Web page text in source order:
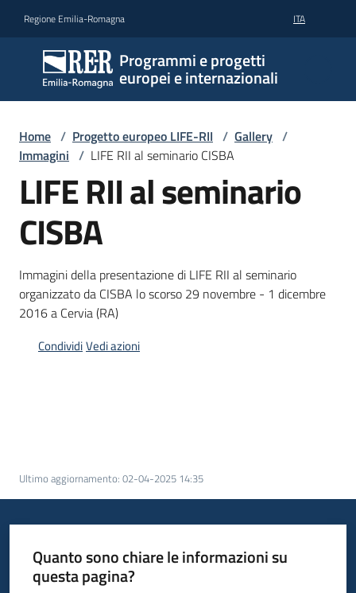
Regione Emilia-Romagna ITA
Programmi e progetti
europei e internazionali
Home / Progetto europeo LIFE-RII / Gallery /
Immagini / LIFE RII al seminario CISBA
LIFE RII al seminario
CISBA
Immagini della presentazione di LIFE RII al seminario
organizzato da CISBA lo scorso 29 novembre - 1 dicembre
2016 a Cervia (RA)
CondividiVedi azioni
Ultimo aggiornamento: 02-04-2025 14:35
Quanto sono chiare le informazioni su
questa pagina?